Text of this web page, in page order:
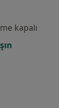
kapalı